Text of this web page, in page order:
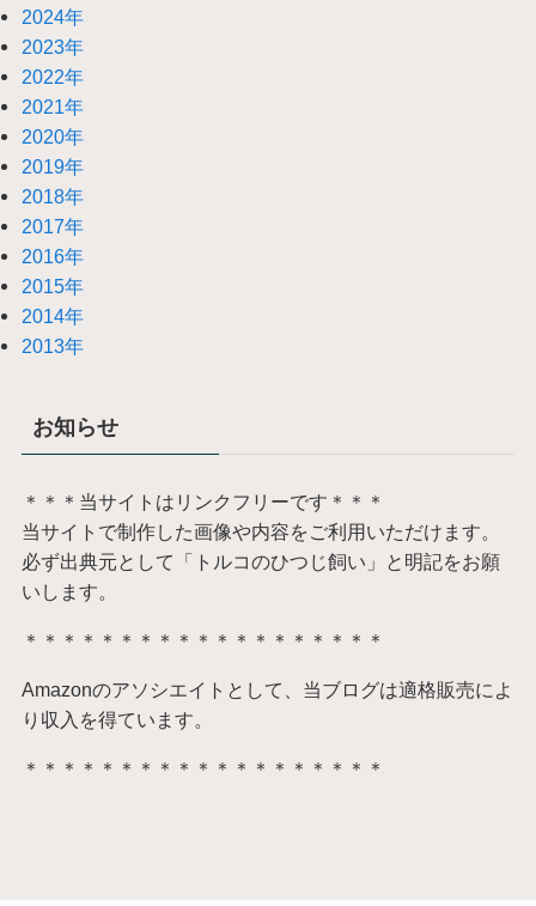
2024年
2023年
2022年
2021年
2020年
2019年
2018年
2017年
2016年
2015年
2014年
2013年
お知らせ
＊＊＊当サイトはリンクフリーです＊＊＊
当サイトで制作した画像や内容をご利用いただけます。
必ず出典元として「トルコのひつじ飼い」と明記をお願
いします。
＊＊＊＊＊＊＊＊＊＊＊＊＊＊＊＊＊＊＊
Amazonのアソシエイトとして、当ブログは適格販売によ
り収入を得ています。
＊＊＊＊＊＊＊＊＊＊＊＊＊＊＊＊＊＊＊